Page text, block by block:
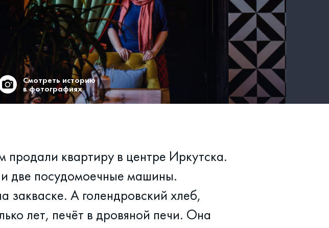
Смотреть историю
в фотографиях
продали квартиру в центре Иркутска.
и две посудомоечные машины.
закваске. А голендровский хлеб,
лет, печёт в дровяной печи. Она